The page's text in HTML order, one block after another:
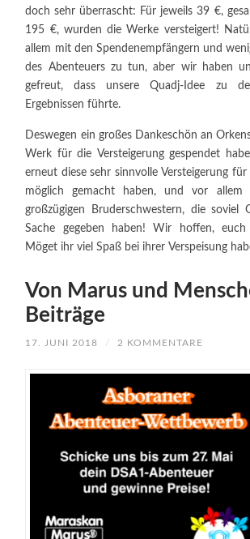
doch sehr überrascht: Für jeweils 39 €,
195 €, wurden die Werke versteigert!
allem mit den Spendenempfängern und
des Abenteuers zu tun, aber wir haben
gefreut, dass unsere Quadj-Idee zu
Ergebnissen führte.
Deswegen ein großes Dankeschön an
Werk für die Versteigerung gespendet
erneut diese sehr sinnvolle Versteigerung
möglich gemacht haben, und vor
großzügigen Bruderschwestern, die soviel
Sache gegeben haben! Wir hoffen, euch
Möget ihr viel Spaß bei ihrer Verspeisung
Von Marus und
Beiträge
17. JUNI 2018 / 2 KOMMENTARE